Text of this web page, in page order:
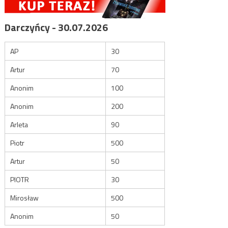
Darczyńcy - 30.07.2026
AP
30
Artur
70
Anonim
100
Anonim
200
Arleta
90
Piotr
500
Artur
50
PIOTR
30
Mirosław
500
Anonim
50